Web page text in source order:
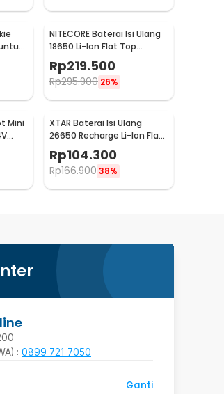
NITECORE Baterai Isi Ulang
18650 Li-Ion Flat Top
3200mAh 3.7V 1 PCS -
NL1832
Rp219.500
Rp295.900 26%
Mini
XTAR Baterai Isi Ulang
26650 Recharge Li-Ion Flat
Top 5200mAh 3.6V 1PC
Rp104.300
Rp166.90038%
: 0899 721 7050
Ganti